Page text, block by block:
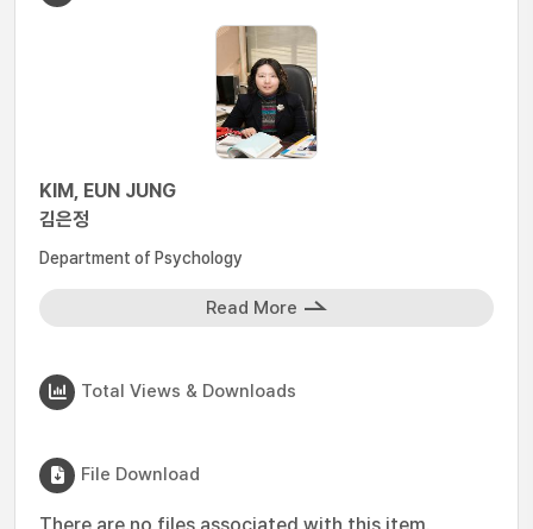
KIM, EUN JUNG
김은정
Department of Psychology
Read More
Total Views & Downloads
File Download